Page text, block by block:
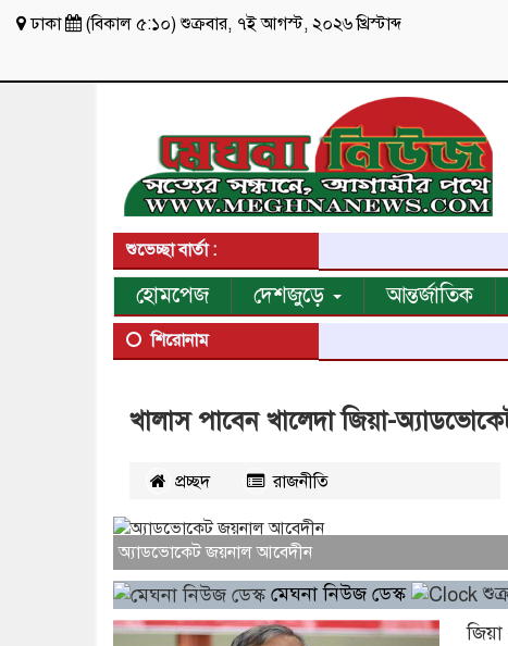
ঢাকা (বিকাল ৫:১০)শুক্রবার, ৭ই আগস্ট, ২০২৬ খ্রিস্টাব্দ
শুভেচ্ছা বার্তা :
হোমপেজ দেশজুড়ে আন্তর্জাতিক
শিরোনাম
খালাস পাবেন খালেদা জিয়া-
প্রচ্ছদ রাজনীতি
অ্যাডভোকেট জয়নাল আবেদীন
মেঘনা নিউজ ডেস্ক